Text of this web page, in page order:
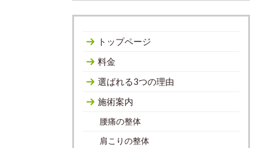
トップページ
料金
選ばれる3つの理由
施術案内
腰痛の整体
肩こりの整体